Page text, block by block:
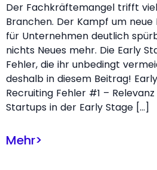
Der Fachkräftemangel trifft
Branchen. Der Kampf um
für Unternehmen deutlich
nichts Neues mehr. Die Early
Fehler, die ihr unbedingt
deshalb in diesem Beitrag!
Recruiting Fehler #1 –
Startups in der Early Stage […]
Mehr>